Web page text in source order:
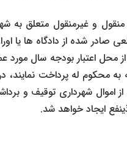
شده از دادگاه‌ ها یا
محل اعتبار بودجه سال مورد
محکوم‌ له پرداخت نمایند،
اموال شهرداری توقیف و
ایجاد خواهد شد.